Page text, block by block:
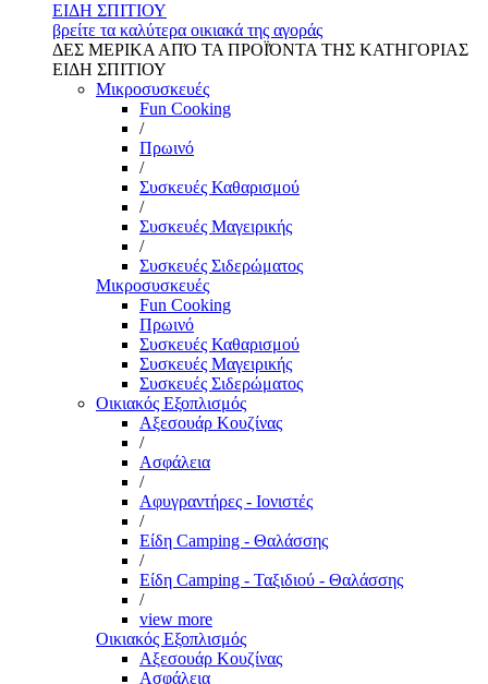
ΕΙΔΗ ΣΠΙΤΙΟΥ
βρείτε τα καλύτερα οικιακά της αγοράς
ΔΕΣ ΜΕΡΙΚΑ ΑΠΌ ΤΑ ΠΡΟΪΌΝΤΑ ΤΗΣ ΚΑΤΗΓΟΡΙΑΣ
ΕΙΔΗ ΣΠΙΤΙΟΥ
Μικροσυσκευές
Fun Cooking
/
Πρωινό
/
Συσκευές Καθαρισμού
/
Συσκευές Μαγειρικής
/
Συσκευές Σιδερώματος
Μικροσυσκευές
Fun Cooking
Πρωινό
Συσκευές Καθαρισμού
Συσκευές Μαγειρικής
Συσκευές Σιδερώματος
Οικιακός Εξοπλισμός
Αξεσουάρ Κουζίνας
/
Ασφάλεια
/
Αφυγραντήρες - Ιονιστές
/
Είδη Camping - Θαλάσσης
/
Είδη Camping - Ταξιδιού - Θαλάσσης
/
view more
Οικιακός Εξοπλισμός
Αξεσουάρ Κουζίνας
Ασφάλεια